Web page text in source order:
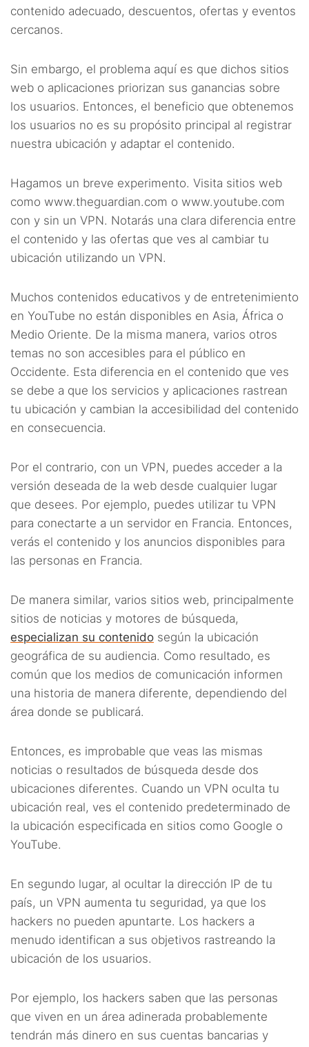
contenido adecuado, descuentos, ofertas y eventos
cercanos.
Sin embargo, el problema aquí es que dichos sitios
web o aplicaciones priorizan sus ganancias sobre
los usuarios. Entonces, el beneficio que obtenemos
los usuarios no es su propósito principal al registrar
nuestra ubicación y adaptar el contenido.
Hagamos un breve experimento. Visita sitios web
como www.theguardian.com o www.youtube.com
con y sin un VPN. Notarás una clara diferencia entre
el contenido y las ofertas que ves al cambiar tu
ubicación utilizando un VPN.
Muchos contenidos educativos y de entretenimiento
en YouTube no están disponibles en Asia, África o
Medio Oriente. De la misma manera, varios otros
temas no son accesibles para el público en
Occidente. Esta diferencia en el contenido que ves
se debe a que los servicios y aplicaciones rastrean
tu ubicación y cambian la accesibilidad del contenido
en consecuencia.
Por el contrario, con un VPN, puedes acceder a la
versión deseada de la web desde cualquier lugar
que desees. Por ejemplo, puedes utilizar tu VPN
para conectarte a un servidor en Francia. Entonces,
verás el contenido y los anuncios disponibles para
las personas en Francia.
De manera similar, varios sitios web, principalmente
sitios de noticias y motores de búsqueda,
especializan su contenido según la ubicación
geográfica de su audiencia. Como resultado, es
común que los medios de comunicación informen
una historia de manera diferente, dependiendo del
área donde se publicará.
Entonces, es improbable que veas las mismas
noticias o resultados de búsqueda desde dos
ubicaciones diferentes. Cuando un VPN oculta tu
ubicación real, ves el contenido predeterminado de
la ubicación especificada en sitios como Google o
YouTube.
En segundo lugar, al ocultar la dirección IP de tu
país, un VPN aumenta tu seguridad, ya que los
hackers no pueden apuntarte. Los hackers a
menudo identifican a sus objetivos rastreando la
ubicación de los usuarios.
Por ejemplo, los hackers saben que las personas
que viven en un área adinerada probablemente
tendrán más dinero en sus cuentas bancarias y